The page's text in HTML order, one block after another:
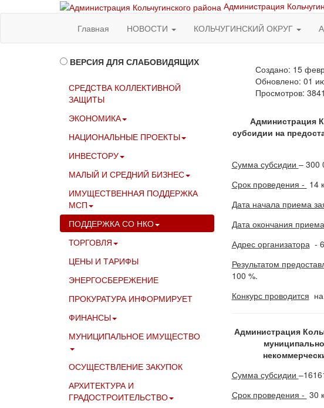
Администрация
Главная НОВОСТИ КОЛЬЧУГИНСКИЙ ОКРУГ
Создано: 15
Обновлено: 01
Просмотров: 3841
Администрация
субсидии на
Сумма субсидии – 300
Срок проведения - 14
Дата начала приема
Дата окончания
Адрес организатора-
Результатом
100 %.
Конкурс проводится
Администрация
Сумма субсидии
Срок проведения - 30
ВЕРСИЯ ДЛЯ СЛАБОВИДЯЩИХ
СРЕДСТВА КОЛЛЕКТИВНОЙ
ЗАЩИТЫ
ЭКОНОМИКА
НАЦИОНАЛЬНЫЕ ПРОЕКТЫ
ИНВЕСТОРУ
МАЛЫЙ И СРЕДНИЙ БИЗНЕС
ИМУЩЕСТВЕННАЯ ПОДДЕРЖКА
МСП
ПОДДЕРЖКА СО НКО
ТОРГОВЛЯ
ЦЕНЫ И ТАРИФЫ
ЭНЕРГОСБЕРЕЖЕНИЕ
ПРОКУРАТУРА ИНФОРМИРУЕТ
ФИНАНСЫ
МУНИЦИПАЛЬНОЕ ИМУЩЕСТВО
ОСУЩЕСТВЛЕНИЕ ЗАКУПОК
АРХИТЕКТУРА И
ГРАДОСТРОИТЕЛЬСТВО